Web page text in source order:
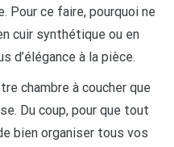
Pour ce faire, pourquoi ne
cuir synthétique ou en
d’élégance à la pièce.
chambre à coucher que
Du coup, pour que tout
bien organiser tous vos